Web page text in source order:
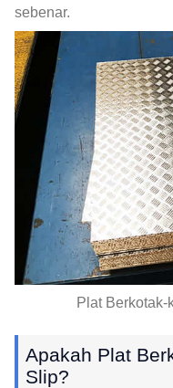
sebenar.
Plat
Apakah Plat
Slip?